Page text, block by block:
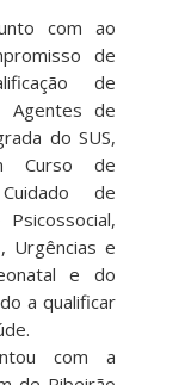
com ao
de
de
Agentes de
do SUS,
Curso de
de
Urgências e
e do
a qualificar
com a